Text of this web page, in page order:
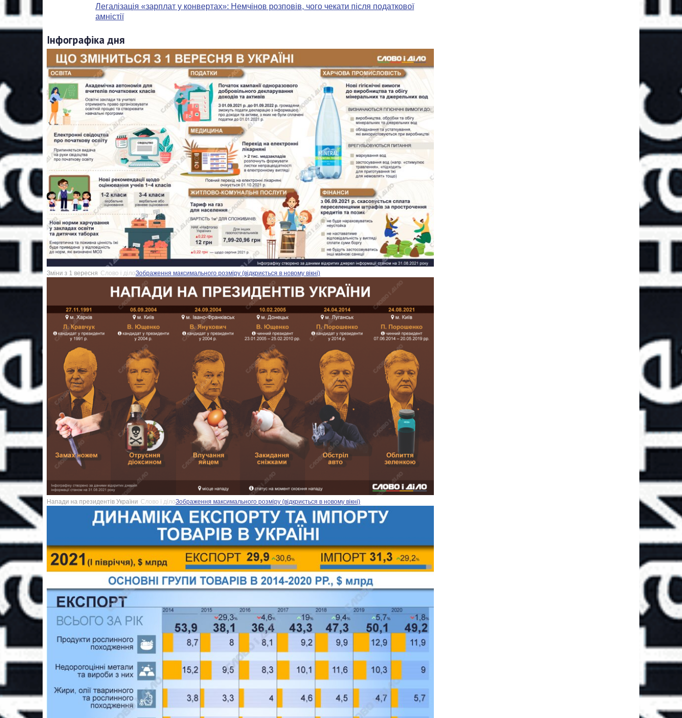
Легалізація «зарплат у конвертах»: Немчінов розповів, чого чекати після податкової
амністії
Інфографіка дня
Зміни з 1 вересня Слово і ділоЗображення максимального розміру (відкриється в новому вікні)
Напади на президентів України Слово і ділоЗображення максимального розміру (відкриється в новому вікні)